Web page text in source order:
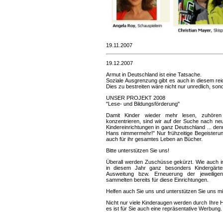
19.11.2007
19.12.2007
Armut in Deutschland ist eine Tatsache.
Soziale Ausgrenzung gibt es auch in diesem
Dies zu bestreiten wäre nicht nur unredlich,
UNSER PROJEKT 2008
"Lese- und Bildungsförderung"
Damit Kinder wieder mehr lesen,
konzentrieren, sind wir auf der Suche nach
Kindereinrichtungen in ganz Deutschland ...
Hans nimmermehr!" Nur frühzeitige
auch für ihr gesamtes Leben an Bücher.
Bitte unterstützen Sie uns!
Überall werden Zuschüsse gekürzt. Wie auch
in diesem Jahr ganz besonders
Ausweitung bzw. Erneuerung der
sammelten bereits für diese Einrichtungen.
Helfen auch Sie uns und unterstützen Sie uns
Nicht nur viele Kinderaugen werden durch Ihre
es ist für Sie auch eine repräsentative Werbung.